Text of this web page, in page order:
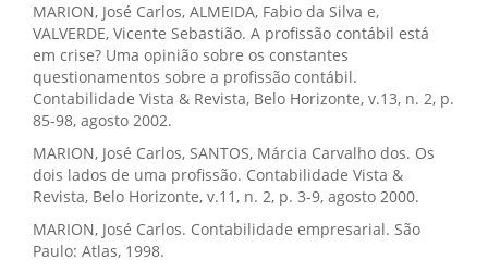
MARION, José Carlos, ALMEIDA, Fabio da Silva e,
VALVERDE, Vicente Sebastião. A profissão contábil está
em crise? Uma opinião sobre os constantes
questionamentos sobre a profissão contábil.
Contabilidade Vista & Revista, Belo Horizonte, v.13, n. 2, p.
85-98, agosto 2002.
MARION, José Carlos, SANTOS, Márcia Carvalho dos. Os
dois lados de uma profissão. Contabilidade Vista &
Revista, Belo Horizonte, v.11, n. 2, p. 3-9, agosto 2000.
MARION, José Carlos. Contabilidade empresarial. São
Paulo: Atlas, 1998.